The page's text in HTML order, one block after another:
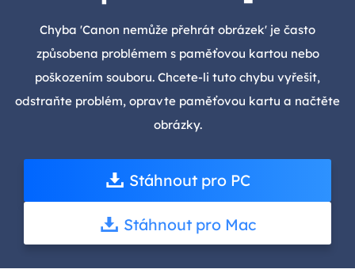
Chyba 'Canon nemůže přehrát obrázek' je často
způsobena problémem s paměťovou kartou nebo
poškozením souboru. Chcete-li tuto chybu vyřešit,
odstraňte problém, opravte paměťovou kartu a načtěte
obrázky.
Stáhnout pro PC
Stáhnout pro Mac